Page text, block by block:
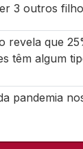
3 outros
revela que
têm algum
pandemia